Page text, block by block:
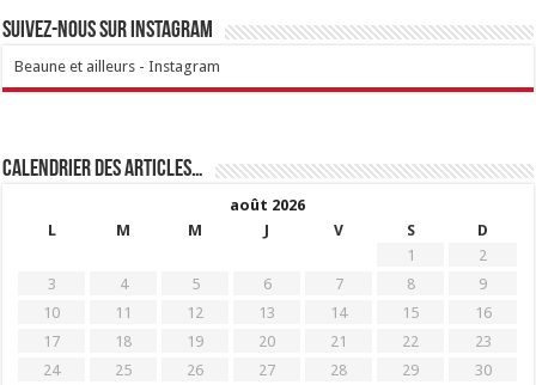
Suivez-nous sur Instagram
Beaune et ailleurs - Instagram
Calendrier des articles…
août 2026
L
M M J V S
D
1
2
3
4 5 6 7 8
9
10
11 12 13 14 15
16
17
18 19 20 21 22
23
24
25 26 27 28 29
30